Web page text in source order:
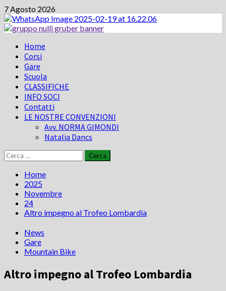
Vai
al
contenuto
7 Agosto 2026
Menu
principale
Home
Corsi
Gare
Scuola
CLASSIFICHE
INFO SOCI
Contatti
LE NOSTRE CONVENZIONI
Avv. NORMA GIMONDI
Natalia Dancs
Ricerca
per:
Home
2025
Novembre
24
Altro impegno al Trofeo Lombardia
News
Gare
Mountain Bike
Altro impegno al Trofeo Lombardia